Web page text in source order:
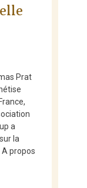
Prat
a
la
propos